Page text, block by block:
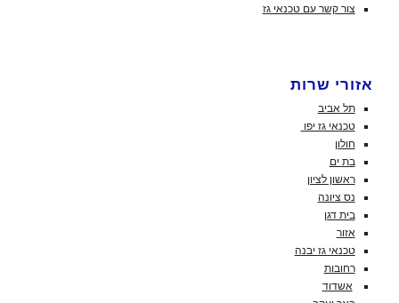
צור קשר עם טכנאי גז
אזורי שרות
תל אביב
טכנאי גז יפו
חולון
בת ים
ראשון לציון
נס ציונה
בית דגן
אזור
טכנאי גז יבנה
רחובות
אשדוד